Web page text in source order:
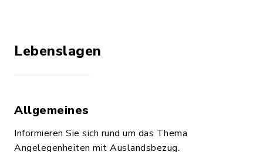
Lebenslagen
Allgemeines
Informieren Sie sich rund um das Thema
Angelegenheiten mit Auslandsbezug.